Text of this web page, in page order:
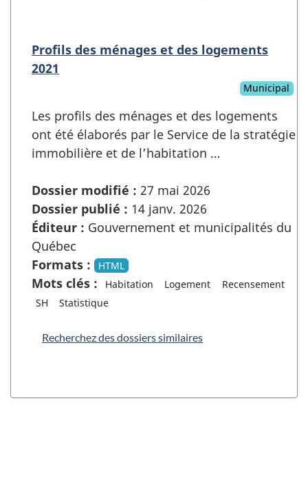
Profils des ménages et des logements
2021
Municipal
Les profils des ménages et des logements
ont été élaborés par le Service de la stratégie
immobilière et de l’habitation …
Dossier modifié : 27 mai 2026
Dossier publié : 14 janv. 2026
Éditeur : Gouvernement et municipalités du
Québec
Formats :
HTML
Mots clés : Habitation Logement
Recensement
SH
Statistique
Recherchez des dossiers similaires